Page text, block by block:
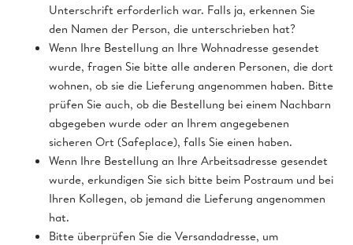
Unterschrift erforderlich war. Falls ja, erkennen Sie
den Namen der Person, die unterschrieben hat?
Wenn Ihre Bestellung an Ihre Wohnadresse gesendet
wurde, fragen Sie bitte alle anderen Personen, die dort
wohnen, ob sie die Lieferung angenommen haben. Bitte
prüfen Sie auch, ob die Bestellung bei einem Nachbarn
abgegeben wurde oder an Ihrem angegebenen
sicheren Ort (Safeplace), falls Sie einen haben.
Wenn Ihre Bestellung an Ihre Arbeitsadresse gesendet
wurde, erkundigen Sie sich bitte beim Postraum und bei
Ihren Kollegen, ob jemand die Lieferung angenommen
hat.
Bitte überprüfen Sie die Versandadresse, um